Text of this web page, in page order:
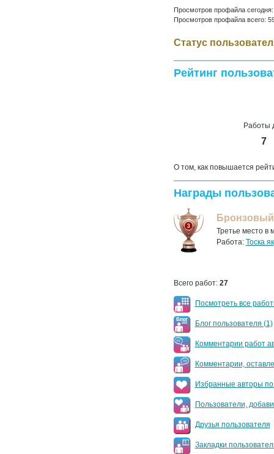
Просмотров профайла сегодня:
Просмотров профайла всего:
Статус
Рейтинг
Работы
7
О том, как повышается
Награды
Бронзовый
Третье место в
Работа: Тоска
Всего работ: 27
Посмотреть все
Блог пользователя (1)
Комментарии работ
Комментарии,
Избранные авторы
Пользователи,
Друзья пользователя
Закладки